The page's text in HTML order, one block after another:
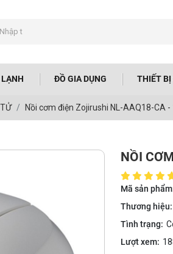
ĐỒ GIA DỤNG THIẾT BỊ
Nồi cơm điện Zojirushi NL-AAQ18-CA -
NỒI
Mã sản
Thương hiệu:
Tình trạng:
Lượt xem: